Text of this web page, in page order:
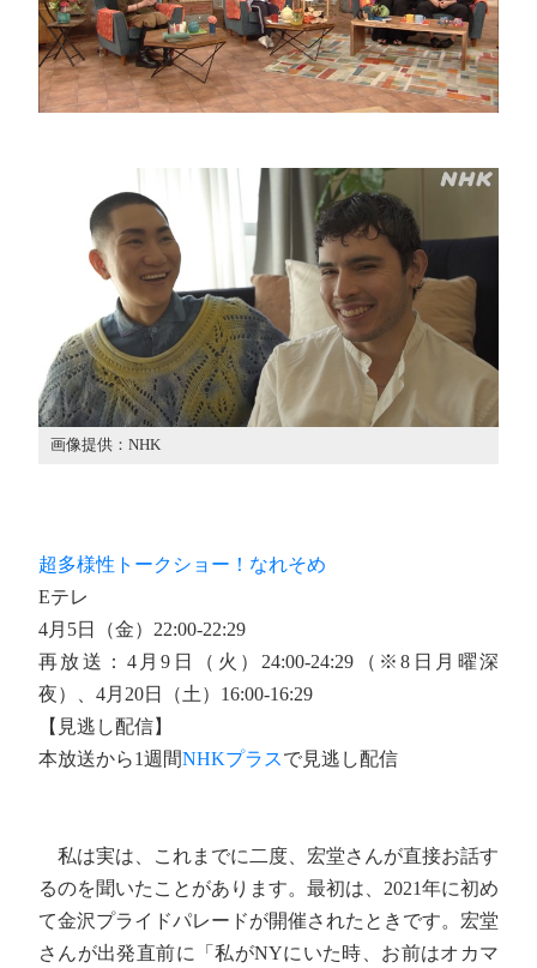
画像提供：NHK
超多様性トークショー！なれそめ
Eテレ
4月5日（金）22:00-22:29
再放送：4月9日（火）24:00-24:29（※8日月曜深
夜）、4月20日（土）16:00-16:29
【見逃し配信】
本放送から1週間NHKプラスで見逃し配信
私は実は、これまでに二度、宏堂さんが直接お話す
るのを聞いたことがあります。最初は、2021年に初め
て金沢プライドパレードが開催されたときです。宏堂
さんが出発直前に「私がNYにいた時、お前はオカマ